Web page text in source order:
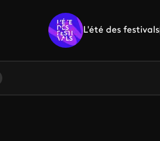
L'été des festivals